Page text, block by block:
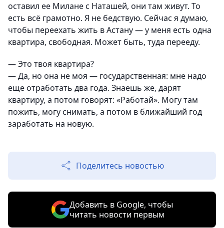
оставил ее Милане с Наташей, они там живут. То
есть всё грамотно. Я не бедствую. Сейчас я думаю,
чтобы переехать жить в Астану — у меня есть одна
квартира, свободная. Может быть, туда перееду.
— Это твоя квартира?
— Да, но она не моя — государственная: мне надо
еще отработать два года. Знаешь же, дарят
квартиру, а потом говорят: «Работай». Могу там
пожить, могу снимать, а потом в ближайший год
заработать на новую.
Поделитесь новостью
Добавить в Google, чтобы
читать новости первым